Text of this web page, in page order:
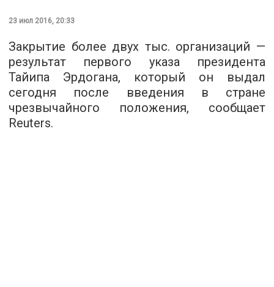
23 июл 2016, 20:33
Закрытие более двух тыс. организаций —
результат первого указа президента
Тайипа Эрдогана, который он выдал
сегодня после введения в стране
чрезвычайного положения, сообщает
Reuters.